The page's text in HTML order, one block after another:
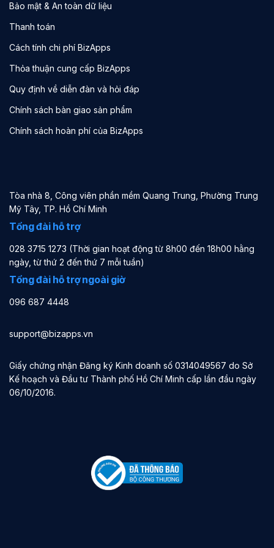
Bảo mật & An toàn dữ liệu
Thanh toán
Cách tính chi phí BizApps
Thỏa thuận cung cấp BizApps
Quy định về diễn đàn và hỏi đáp
Chính sách bàn giao sản phẩm
Chính sách hoàn phí của BizApps
Tòa nhà 8, Công viên phần mềm Quang Trung, Phường Trung
Mỹ Tây, TP. Hồ Chí Minh
Tổng đài hỗ trợ
028 3715 1273 (Thời gian hoạt động từ 8h00 đến 18h00 hằng
ngày, từ thứ 2 đến thứ 7 mỗi tuần)
Tổng đài hỗ trợ ngoài giờ
096 687 4448
support@bizapps.vn
Giấy chứng nhận Đăng ký Kinh doanh số 0314049567 do Sở
Kế hoạch và Đầu tư Thành phố Hồ Chí Minh cấp lần đầu ngày
06/10/2016.